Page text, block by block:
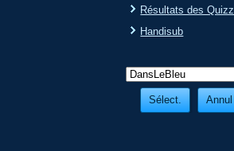
Résultats des Quizz
Handisub